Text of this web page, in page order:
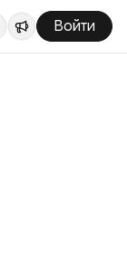
Войти